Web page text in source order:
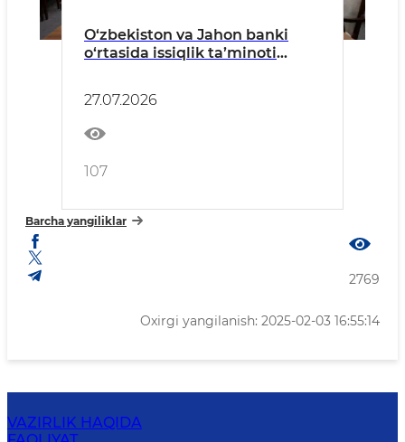
O‘zbekiston va Jahon banki
o‘rtasida issiqlik ta’minoti
27.07.2026
107
Barcha yangiliklar
2769
Oxirgi yangilanish: 2025-02-03 16:55:14
VAZIRLIK HAQIDA